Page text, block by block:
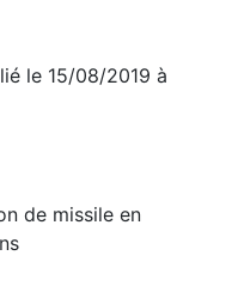
le 15/08/2019 à